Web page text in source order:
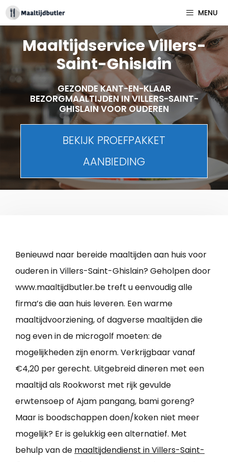
Spring
naar
inhoud
MENU
Maaltijdservice Villers-
Saint-Ghislain
GEZONDE KANT-EN-KLAAR
BEZORGMAALTIJDEN IN VILLERS-SAINT-
GHISLAIN VOOR OUDEREN
BEKIJK PROEFPAKKET
AANBIEDING
Benieuwd naar bereide maaltijden aan huis voor
ouderen in Villers-Saint-Ghislain? Geholpen door
www.maaltijdbutler.be treft u eenvoudig alle
firma’s die aan huis leveren. Een warme
maaltijdvoorziening, of dagverse maaltijden die
nog even in de microgolf moeten: de
mogelijkheden zijn enorm. Verkrijgbaar vanaf
€4,20 per gerecht. Uitgebreid dineren met een
maaltijd als Rookworst met rijk gevulde
erwtensoep of Ajam pangang, bami goreng?
Maar is boodschappen doen/koken niet meer
mogelijk? Er is gelukkig een alternatief. Met
behulp van de maaltijdendienst in Villers-Saint-